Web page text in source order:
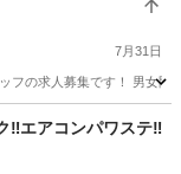
7月31日
フの求人募集です！ 男女
‼️エアコンパワステ‼️